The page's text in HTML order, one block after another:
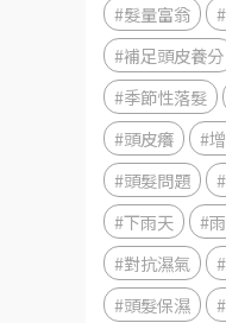
#髮量富翁
#補足頭皮養分
#季節性落髮
#頭皮癢
#
#頭髮問題
#下雨天
#
#對抗濕氣
#頭髮保濕